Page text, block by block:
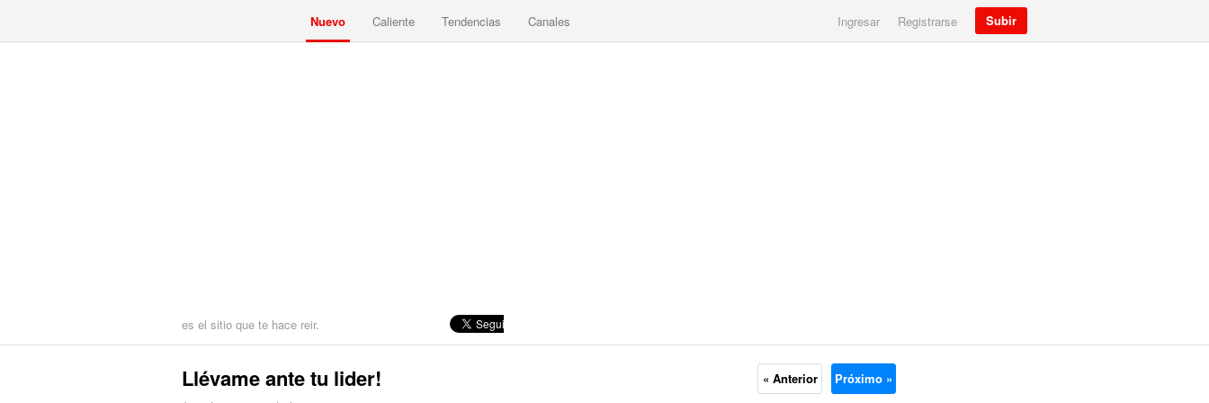
Nuevo Caliente Tendencias Canales Ingresar Registrarse Subir
es el sitio que te hace reir.
Llévame ante tu lider! « Anterior Próximo »